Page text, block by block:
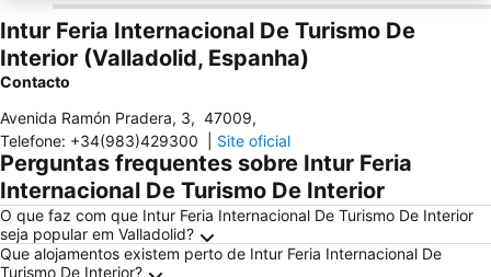
Intur Feria Internacional De Turismo De
Interior (Valladolid, Espanha)
Contacto
Avenida Ramón Pradera, 3, 47009,
Telefone: +34(983)429300 Site oficial
Perguntas frequentes sobre Intur Feria
Internacional De Turismo De Interior
O que faz com que Intur Feria Internacional De Turismo De Interior
seja popular em Valladolid?
Que alojamentos existem perto de Intur Feria Internacional De
Turismo De Interior?